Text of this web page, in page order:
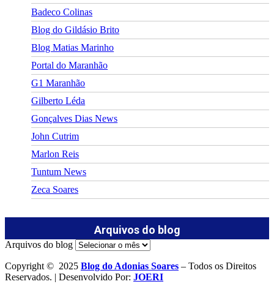
Badeco Colinas
Blog do Gildásio Brito
Blog Matias Marinho
Portal do Maranhão
G1 Maranhão
Gilberto Léda
Gonçalves Dias News
John Cutrim
Marlon Reis
Tuntum News
Zeca Soares
Arquivos do blog
Arquivos do blog
Copyright © 2025 Blog do Adonias Soares – Todos os Direitos
Reservados. | Desenvolvido Por: JOERI